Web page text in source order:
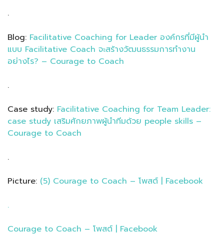
.
Blog: Facilitative Coaching for Leader องค์กรที่มีผู้นำ
แบบ Facilitative Coach จะสร้างวัฒนธรรมการทำงาน
อย่างไร? – Courage to Coach
.
Case study: Facilitative Coaching for Team Leader:
case study เสริมศักยภาพผู้นำทีมด้วย people skills –
Courage to Coach
.
Picture: (5) Courage to Coach – โพสต์ | Facebook
.
Courage to Coach – โพสต์ | Facebook